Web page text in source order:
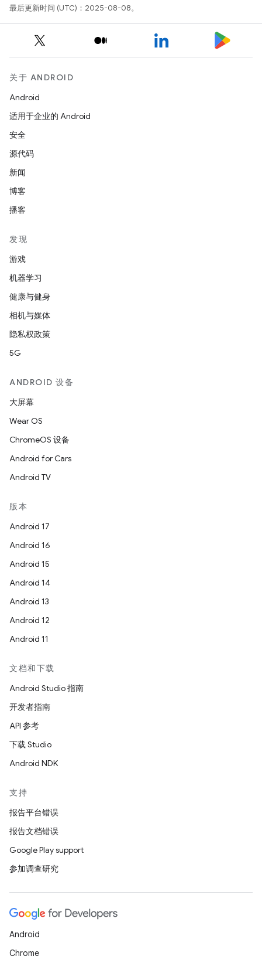
最后更新时间 (UTC)：2025-08-08。
关于 ANDROID
Android
适用于企业的 Android
安全
源代码
新闻
博客
播客
发现
游戏
机器学习
健康与健身
相机与媒体
隐私权政策
5G
ANDROID 设备
大屏幕
Wear OS
ChromeOS 设备
Android for Cars
Android TV
版本
Android 17
Android 16
Android 15
Android 14
Android 13
Android 12
Android 11
文档和下载
Android Studio 指南
开发者指南
API 参考
下载 Studio
Android NDK
支持
报告平台错误
报告文档错误
Google Play support
参加调查研究
Android
Chrome